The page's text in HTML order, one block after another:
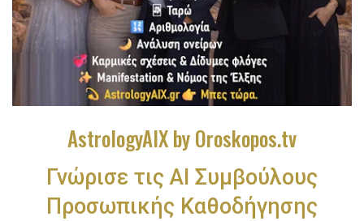
AstrologyAIX by Oroskopos.tv
Γνώρισε τις ΑΙ Συμβούλους
Προσωπικής Καθοδήγησης